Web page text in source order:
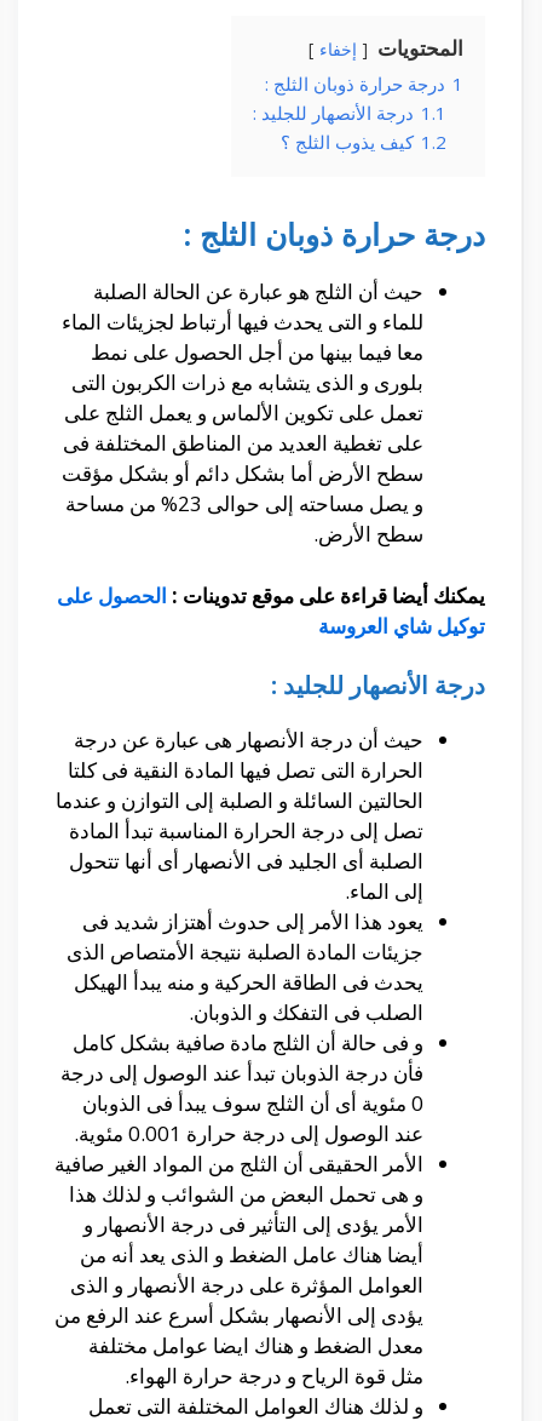
المحتويات إخفاء
1 درجة حرارة ذوبان الثلج :
1.1 درجة الأنصهار للجليد :
1.2 كيف يذوب الثلج ؟
درجة حرارة ذوبان الثلج :
حيث أن الثلج هو عبارة عن الحالة الصلبة
للماء و التى يحدث فيها أرتباط لجزيئات الماء
معا فيما بينها من أجل الحصول على نمط
بلورى و الذى يتشابه مع ذرات الكربون التى
تعمل على تكوين الألماس و يعمل الثلج على
على تغطية العديد من المناطق المختلفة فى
سطح الأرض أما بشكل دائم أو بشكل مؤقت
و يصل مساحته إلى حوالى 23% من مساحة
سطح الأرض.
يمكنك أيضا قراءة على موقع تدوينات : الحصول على
توكيل شاي العروسة
درجة الأنصهار للجليد :
حيث أن درجة الأنصهار هى عبارة عن درجة
الحرارة التى تصل فيها المادة النقية فى كلتا
الحالتين السائلة و الصلبة إلى التوازن و عندما
تصل إلى درجة الحرارة المناسبة تبدأ المادة
الصلبة أى الجليد فى الأنصهار أى أنها تتحول
إلى الماء.
يعود هذا الأمر إلى حدوث أهتزاز شديد فى
جزيئات المادة الصلبة نتيجة الأمتصاص الذى
يحدث فى الطاقة الحركية و منه يبدأ الهيكل
الصلب فى التفكك و الذوبان.
و فى حالة أن الثلج مادة صافية بشكل كامل
فأن درجة الذوبان تبدأ عند الوصول إلى درجة
0 مئوية أى أن الثلج سوف يبدأ فى الذوبان
عند الوصول إلى درجة حرارة 0.001 مئوية.
الأمر الحقيقى أن الثلج من المواد الغير صافية
و هى تحمل البعض من الشوائب و لذلك هذا
الأمر يؤدى إلى التأثير فى درجة الأنصهار و
أيضا هناك عامل الضغط و الذى يعد أنه من
العوامل المؤثرة على درجة الأنصهار و الذى
يؤدى إلى الأنصهار بشكل أسرع عند الرفع من
معدل الضغط و هناك ايضا عوامل مختلفة
مثل قوة الرياح و درجة حرارة الهواء.
و لذلك هناك العوامل المختلفة التى تعمل